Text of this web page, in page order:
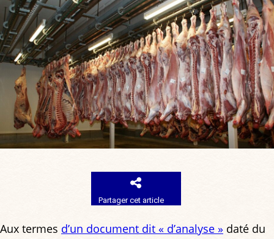
Partager cet article
Aux termes d’un document dit « d’analyse » daté du